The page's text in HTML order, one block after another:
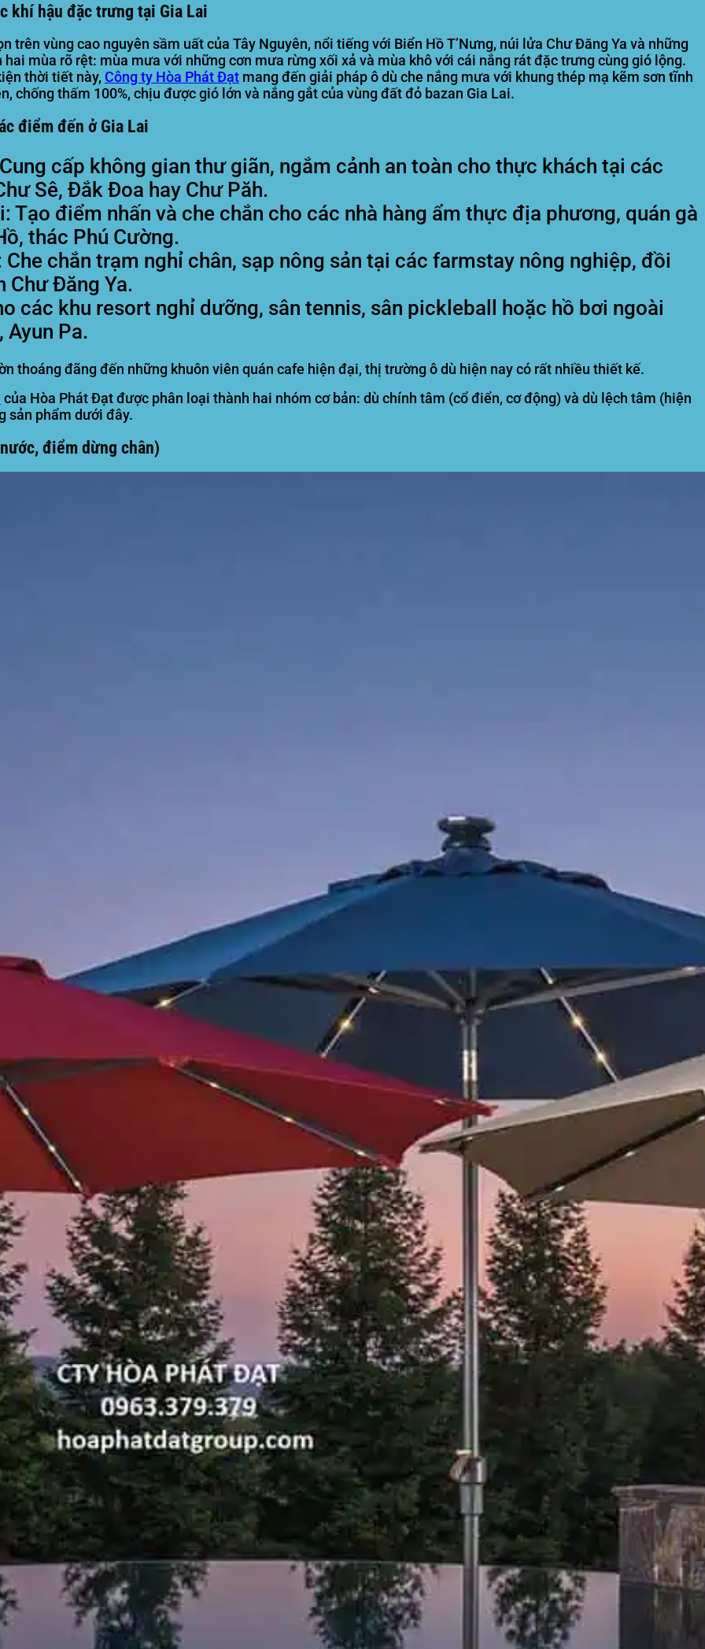
khí hậu đặc trưng tại Gia Lai
vùng cao nguyên sầm uất của Tây Nguyên, nổi tiếng với Biển Hồ T’Nưng, núi lửa Chư Đăng Ya và những
mùa rõ rệt: mùa mưa với những cơn mưa rừng xối xả và mùa khô với cái nắng rát đặc trưng cùng gió lộng.
thời tiết này, Công ty Hòa Phát Đạt mang đến giải pháp ô dù che nắng mưa với khung thép mạ kẽm sơn tĩnh
chống thấm 100%, chịu được gió lớn và nắng gắt của vùng đất đỏ bazan Gia Lai.
điểm đến ở Gia Lai
Cung cấp không gian thư giãn, ngắm cảnh an toàn cho thực khách tại các
Sê, Đắk Đoa hay Chư Păh.
Tạo điểm nhấn và che chắn cho các nhà hàng ẩm thực địa phương, quán gà
thác Phú Cường.
Che chắn trạm nghỉ chân, sạp nông sản tại các farmstay nông nghiệp, đồi
Chư Đăng Ya.
các khu resort nghỉ dưỡng, sân tennis, sân pickleball hoặc hồ bơi ngoài
Pa.
thoáng đãng đến những khuôn viên quán cafe hiện đại, thị trường ô dù hiện nay có rất nhiều thiết kế.
của Hòa Phát Đạt được phân loại thành hai nhóm cơ bản: dù chính tâm (cổ điển, cơ động) và dù lệch tâm (hiện
sản phẩm dưới đây.
điểm dừng chân)